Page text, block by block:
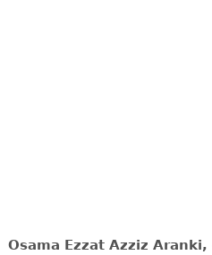
Osama Ezzat Azziz Aranki,